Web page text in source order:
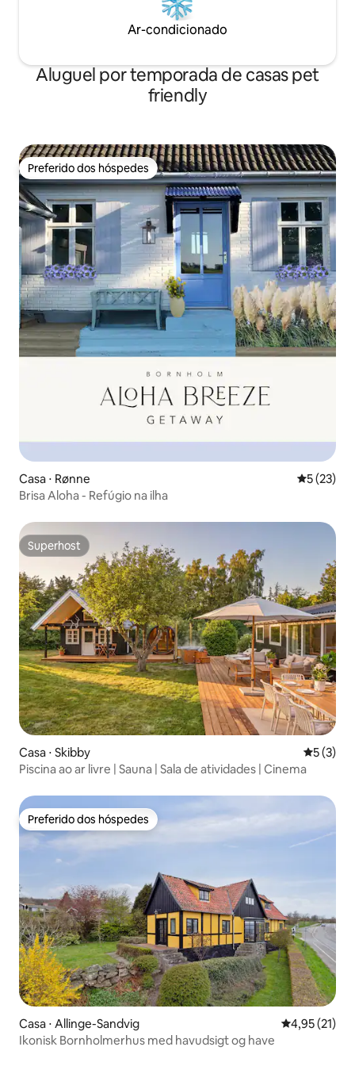
Ar-condicionado
Aluguel por temporada de casas pet
friendly
Preferido dos hóspedes
Preferido dos hóspedes
Casa ⋅ Rønne 5 de uma
5 (23)
Brisa Aloha - Refúgio na ilha
Superhost
Superhost
Casa ⋅ Skibby 5 de
5 (3)
Piscina ao ar livre | Sauna | Sala de atividades | Cinema
Preferido dos hóspedes
Preferido dos hóspedes
Casa ⋅ Allinge-Sandvig 4,95 de uma
4,95 (21)
Ikonisk Bornholmerhus med havudsigt og have